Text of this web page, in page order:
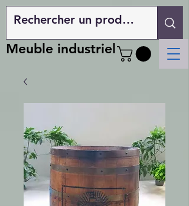
Meuble industriel